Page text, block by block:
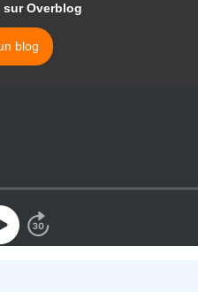
Overblog
blog